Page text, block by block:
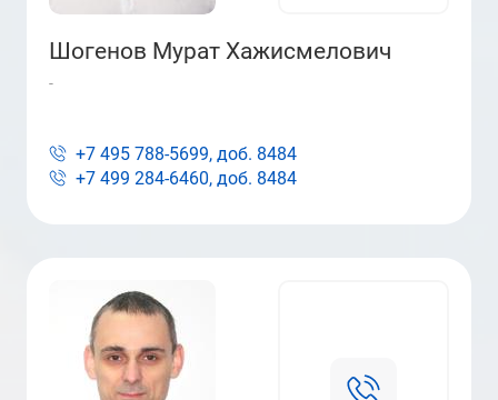
Шогенов Мурат Хажисмелович
-
+7 495 788-5699, доб. 8484
+7 499 284-6460, доб. 8484